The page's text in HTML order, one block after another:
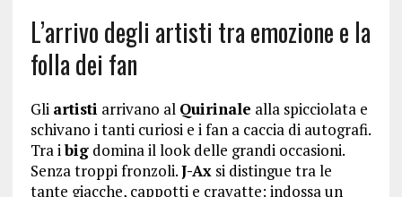
L’arrivo degli artisti tra emozione e la
folla dei fan
Gli artisti arrivano al Quirinale alla spicciolata e
schivano i tanti curiosi e i fan a caccia di autografi.
Tra ibigdomina il look delle grandi occasioni.
Senza troppi fronzoli.J-Axsi distingue tra le
tante giacche, cappotti e cravatte: indossa un